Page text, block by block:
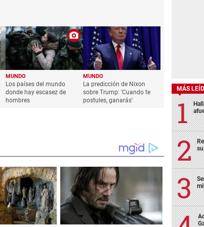
MUNDO
Los países del mundo
donde hay escasez de
hombres
MUNDO
La predicción de Nixon
sobre Trump: 'Cuando te
postules, ganarás'
MÁS